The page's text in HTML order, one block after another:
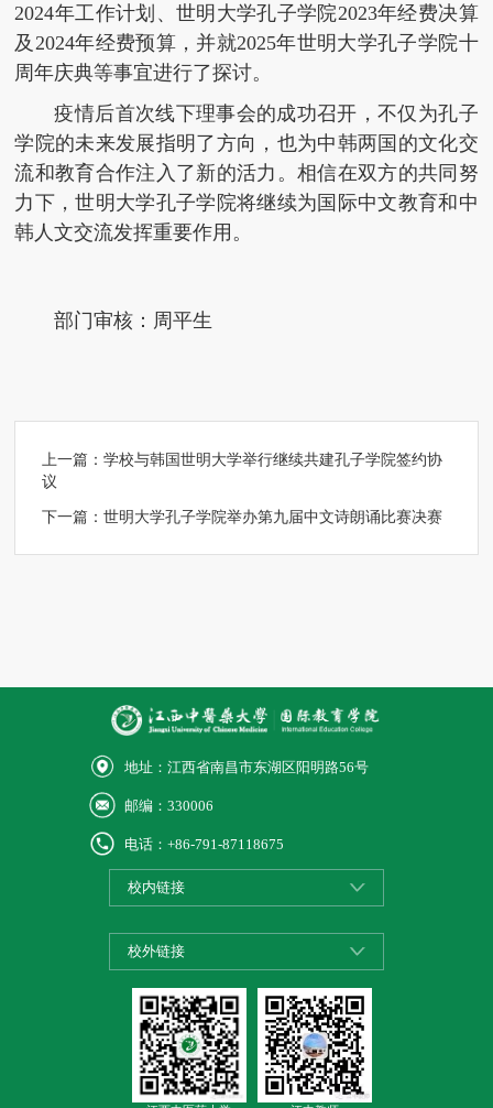
2024年工作计划、世明大学孔子学院2023年经费决算
及2024年经费预算，并就2025年世明大学孔子学院十
周年庆典等事宜进行了探讨。
疫情后首次线下理事会的成功召开，不仅为孔子
学院的未来发展指明了方向，也为中韩两国的文化交
流和教育合作注入了新的活力。相信在双方的共同努
力下，世明大学孔子学院将继续为国际中文教育和中
韩人文交流发挥重要作用。
部门审核：周平生
上一篇：学校与韩国世明大学举行继续共建孔子学院签约协
议
下一篇：世明大学孔子学院举办第九届中文诗朗诵比赛决赛
地址：江西省南昌市东湖区阳明路56号
邮编：330006
电话：+86-791-87118675
校内链接
校外链接